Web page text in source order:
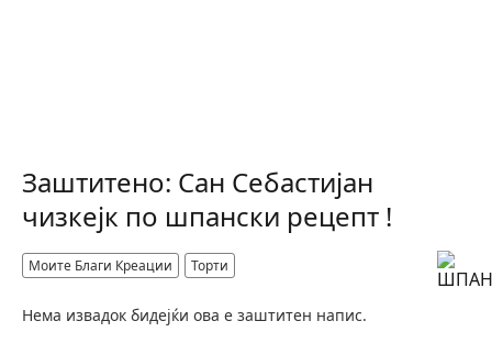
Заштитено: Сан Себастијан
чизкејк по шпански рецепт !
Моите Благи Креации Торти
Нема извадок бидејќи ова е заштитен напис.